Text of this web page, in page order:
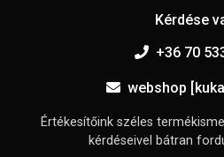
Kérdése
+36 70
webshop
Értékesítőink széles
kérdéseivel bátran